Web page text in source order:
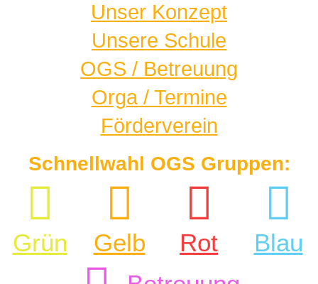
Unser Konzept
Unsere Schule
OGS / Betreuung
Orga / Termine
Förderverein
Schnellwahl OGS Gruppen:
Grün Gelb Rot
Blau